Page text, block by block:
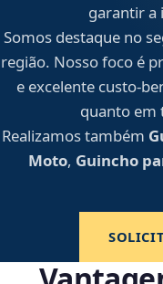
garantir a
Somos destaque no
região. Nosso foco é
e excelente custo-
quanto em
Realizamos também
Moto, Guincho